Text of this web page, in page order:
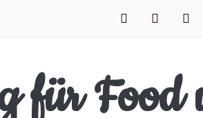
facebook instagram pinterest